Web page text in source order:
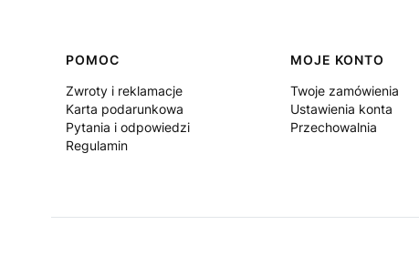
Linki w stopce
POMOC
Zwroty i reklamacje
Karta podarunkowa
Pytania i odpowiedzi
Regulamin
MOJE KONTO
Twoje zamówienia
Ustawienia konta
Przechowalnia